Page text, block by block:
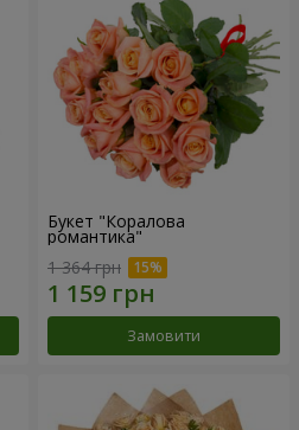
Букет "Коралова
романтика"
1 364 грн
Замовити